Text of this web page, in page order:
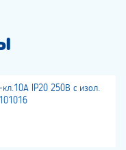
IP20 250В с изол.